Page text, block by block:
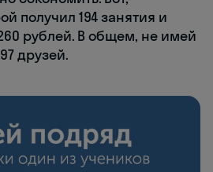
получил 194 занятия и
рублей. В общем, не имей
друзей.